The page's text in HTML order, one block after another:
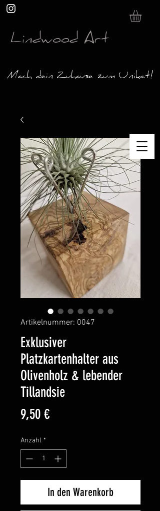
Lindwood Art
Mach dein Zuhause zum Unikat!
Artikelnummer: 0047
Exklusiver
Platzkartenhalter aus
Olivenholz & lebender
Tillandsie
9,50 €Preis
Anzahl *
In den Warenkorb